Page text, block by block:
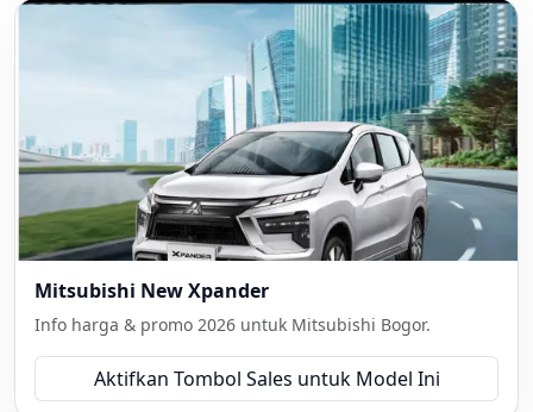
Mitsubishi New Xpander
Info harga & promo 2026 untuk Mitsubishi Bogor.
Aktifkan Tombol Sales untuk Model Ini